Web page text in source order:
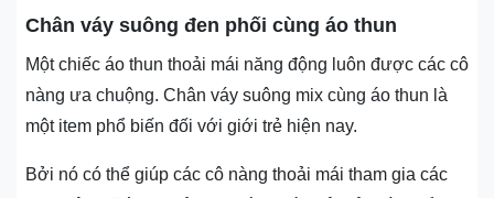
Chân váy suông đen phối cùng áo thun
Một chiếc áo thun thoải mái năng động luôn được các cô
nàng ưa chuộng. Chân váy suông mix cùng áo thun là
một item phổ biến đối với giới trẻ hiện nay.
Bởi nó có thể giúp các cô nàng thoải mái tham gia các